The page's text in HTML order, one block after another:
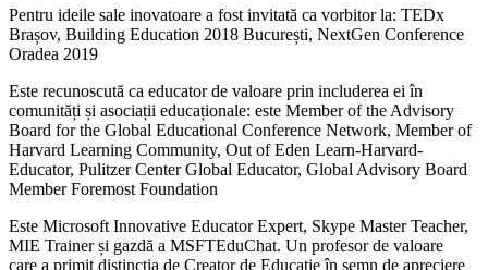
Pentru ideile sale inovatoare a fost invitată ca vorbitor la: TEDx
Brașov, Building Education 2018 București, NextGen Conference
Oradea 2019
Este recunoscută ca educator de valoare prin includerea ei în
comunități și asociații educaționale: este Member of the Advisory
Board for the Global Educational Conference Network, Member of
Harvard Learning Community, Out of Eden Learn-Harvard-
Educator, Pulitzer Center Global Educator, Global Advisory Board
Member Foremost Foundation
Este Microsoft Innovative Educator Expert, Skype Master Teacher,
MIE Trainer și gazdă a MSFTEduChat. Un profesor de valoare
care a primit distincția de Creator de Educație în semn de apreciere